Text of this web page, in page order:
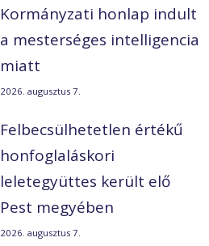
Kormányzati honlap indult
a mesterséges intelligencia
miatt
2026. augusztus 7.
Felbecsülhetetlen értékű
honfoglaláskori
leletegyüttes került elő
Pest megyében
2026. augusztus 7.